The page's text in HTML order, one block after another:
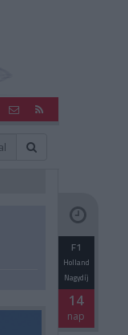
F1
Holland
Nagydíj
14
nap